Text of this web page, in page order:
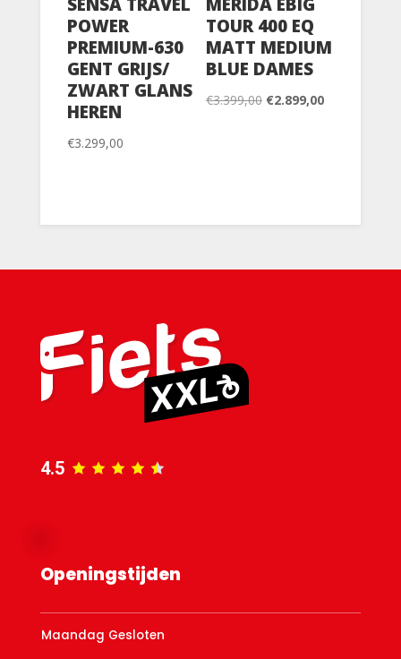
SENSA TRAVEL
POWER
PREMIUM-630
GENT GRIJS/
ZWART GLANS
HEREN
€3.299,00
MERIDA EBIG
TOUR 400 EQ
MATT MEDIUM
BLUE DAMES
€3.399,00 Oorspronkelijke
€2.899,00Huidige
4.5
Openingstijden
Maandag Gesloten